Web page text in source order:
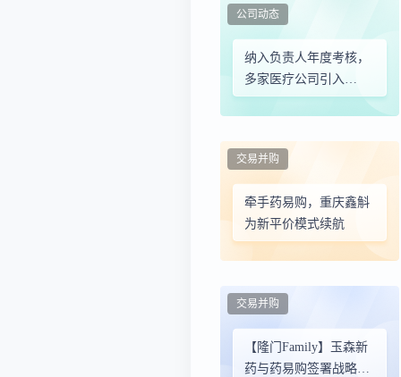
纳入负责人年度考核，
多家医疗公司引入
DeepSeek
公司动态
牵手药易购，重庆鑫斛
为新平价模式续航
交易并购
【隆门Family】玉森新
药与药易购签署战略合
交易并购